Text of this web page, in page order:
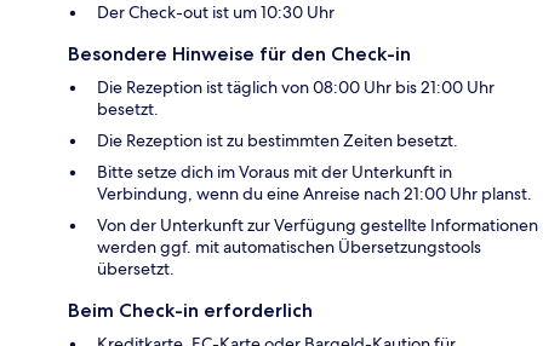
Der Check-out ist um 10:30 Uhr
Besondere Hinweise für den Check-in
Die Rezeption ist täglich von 08:00 Uhr bis 21:00 Uhr
besetzt.
Die Rezeption ist zu bestimmten Zeiten besetzt.
Bitte setze dich im Voraus mit der Unterkunft in
Verbindung, wenn du eine Anreise nach 21:00 Uhr planst.
Von der Unterkunft zur Verfügung gestellte Informationen
werden ggf. mit automatischen Übersetzungstools
übersetzt.
Beim Check-in erforderlich